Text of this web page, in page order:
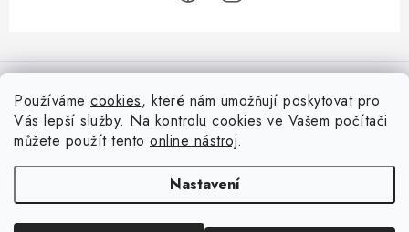
Používáme cookies, které nám umožňují poskytovat pro
Vás lepší služby. Na kontrolu cookies ve Vašem počítači
můžete použít tento online nástroj.
Nastavení
á
Doprava
Oblíbené ♥️
Nepřehlédněte
Blog s nápady a návody
Slovník pojmů, české návody